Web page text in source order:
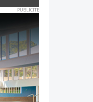
PUBLICITE